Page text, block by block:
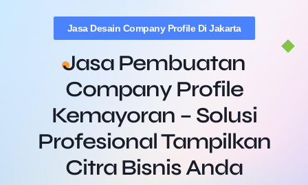
Jasa Desain Company Profile Di Jakarta
Jasa Pembuatan
Company Profile
Kemayoran – Solusi
Profesional Tampilkan
Citra Bisnis Anda